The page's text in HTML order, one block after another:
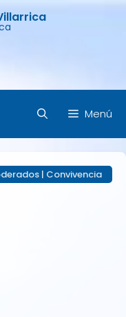
Menú
| Convivencia